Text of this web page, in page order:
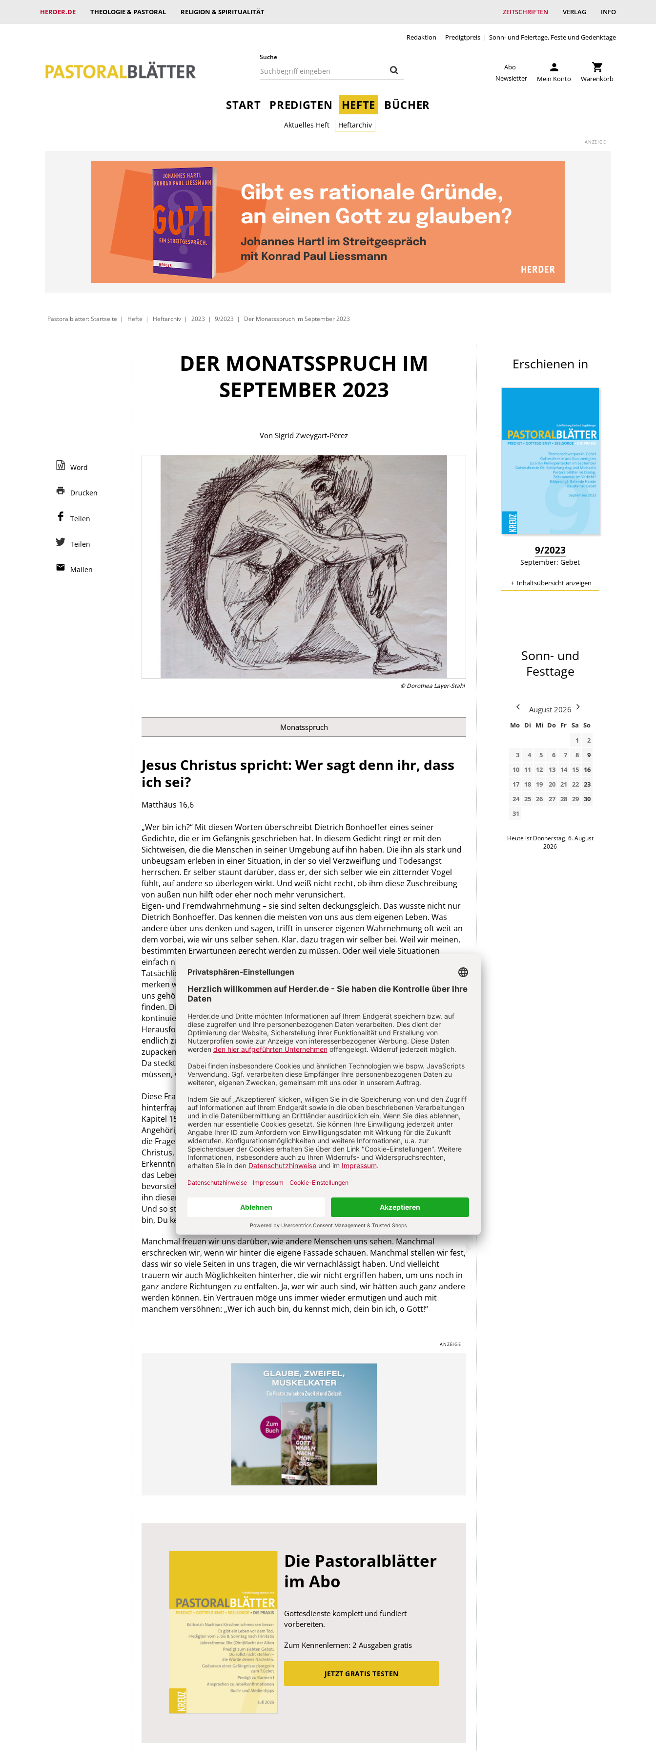
HERDER.DE THEOLOGIE & PASTORAL RELIGION & SPIRITUALITÄT ZEITSCHRIFTEN VERLAG INFO
Redaktion Predigtpreis Sonn- und Feiertage, Feste und Gedenktage
Suche
Abo
Newsletter
Mein Konto Warenkorb
START PREDIGTEN HEFTE BÜCHER
Aktuelles Heft Heftarchiv
Pastoralblätter: Startseite Hefte Heftarchiv 2023 9/2023 Der Monatsspruch im September 2023
DER MONATSSPRUCH IM
SEPTEMBER 2023
Von Sigrid Zweygart-Pérez
© Dorothea Layer-Stahl
Monatsspruch
Jesus Christus spricht: Wer sagt denn ihr, dass
ich sei?
Matthäus 16,6
„Wer bin ich?“ Mit diesen Worten überschreibt Dietrich Bonhoeffer eines seiner
Gedichte, die er im Gefängnis geschrieben hat. In diesem Gedicht ringt er mit den
Sichtweisen, die die Menschen in seiner Umgebung auf ihn haben. Die ihn als stark und
unbeugsam erleben in einer Situation, in der so viel Verzweiflung und Todesangst
herrschen. Er selber staunt darüber, dass er, der sich selber wie ein zitternder Vogel
fühlt, auf andere so überlegen wirkt. Und weiß nicht recht, ob ihm diese Zuschreibung
von außen nun hilft oder eher noch mehr verunsichert.
Eigen- und Fremdwahrnehmung – sie sind selten deckungsgleich. Das wusste nicht nur
Dietrich Bonhoeffer. Das kennen die meisten von uns aus dem eigenen Leben. Was
andere über uns denken und sagen, trifft in unserer eigenen Wahrnehmung oft weit an
dem vorbei, wie wir uns selber sehen. Klar, dazu tragen wir selber bei. Weil wir meinen,
bestimmten Erwartungen gerecht werden zu müssen. Oder weil viele Situationen
einfach nicht dafür geeignet scheinen, uns so zu zeigen, wie wir wirklich sind.
Tatsächlich ist es nicht überall ratsam, unsere verletzlichen Seiten zu zeigen. Und doch
merken wir, dass es uns nicht guttut, wenn wir zu viel von dem verbergen, was auch zu
uns gehört. Letztlich besteht unser ganzes Leben darin, unsere eigene Identität zu
finden. Die sich doch immer wieder verändert. Und das im seltensten Falle
kontinuierlich und linienförmig. Manchmal sind es Ereignisse, die uns vor
Herausforderungen stellen, in denen wir ganz neue Seiten an uns entdecken. Oder
endlich zulassen können. Wenn wir auch einmal schwach sein dürfen, wo wir sonst als
zupackend erlebt werden. Oder genau umgekehrt. Wenn wir anderen zeigen können:
Da steckt noch viel mehr in mir, als was du vermutet hast. Gut, dass wir nicht bleiben
müssen, wer und wie wir sind. „Wer bin ich?“
Diese Frage hat auch Jesus umgetrieben. Auch er musste sein Selbstbild immer wieder
hinterfragen. So beispielsweise durch die Begegnung mit der kanaanäischen Frau im
Kapitel 15 des Matthäusevangeliums. Die ihn erkennen lässt, dass er nicht nur für die
Angehörigen des jüdischen Volkes da ist, sondern für alle Menschen. Petrus gibt ihm auf
die Frage: „Wer sagt ihr denn, dass ich sei?“ eine umwerfende Antwort: „Du bist
Christus, der von Gott gesandte Retter, der Sohn des lebendigen Gottes!“ Diese
Erkenntnis des Petrus hält Jesus für göttlich inspiriert. Gleichzeitig spürt er, dass sie ihn
das Leben kosten wird. Einige Verse später spricht Jesus das erste Mal von seinem
bevorstehenden Tod. Aber diese feste Verankerung in Gott, von der Petrus spricht, lässt
ihn diesen Weg gehen.
Und so stellt ja auch Dietrich Bonhoeffer am Ende seines Gedichtes fest: „Wer ich auch
bin, Du kennst mich, Dein bin ich, o Gott!“
Manchmal freuen wir uns darüber, wie andere Menschen uns sehen. Manchmal
erschrecken wir, wenn wir hinter die eigene Fassade schauen. Manchmal stellen wir fest,
dass wir so viele Seiten in uns tragen, die wir vernachlässigt haben. Und vielleicht
trauern wir auch Möglichkeiten hinterher, die wir nicht ergriffen haben, um uns noch in
ganz andere Richtungen zu entfalten. Ja, wer wir auch sind, wir hätten auch ganz andere
werden können. Ein Vertrauen möge uns immer wieder ermutigen und auch mit
manchem versöhnen: „Wer ich auch bin, du kennst mich, dein bin ich, o Gott!“
Die Pastoralblätter
im Abo
Gottesdienste komplett und fundiert
vorbereiten.
Zum Kennenlernen: 2 Ausgaben gratis
JETZT GRATIS TESTEN
Word
Drucken
Teilen
Teilen
Mailen
Erschienen in
9/2023
September: Gebet
Inhaltsübersicht anzeigen
Sonn- und
Festtage
August 2026
Mo Di Mi Do Fr Sa So
1
2
3
4 5 6 7 8
9
10
11 12 13 14 15
16
17
18 19 20 21 22 23
24 25 26 27 28 29 30
31
Heute ist Donnerstag, 6. August
2026